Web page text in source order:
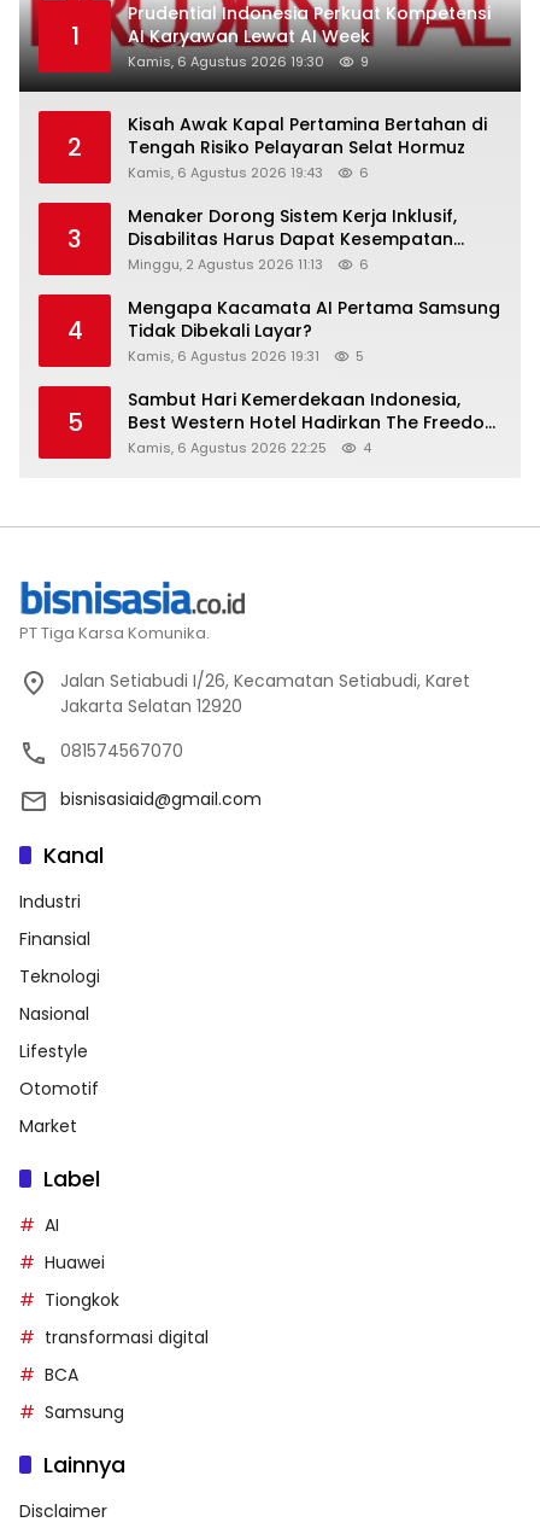
1
Prudential Indonesia Perkuat Kompetensi
AI Karyawan Lewat AI Week
Kamis, 6 Agustus 2026 19:30 9
2
Kisah Awak Kapal Pertamina Bertahan di
Tengah Risiko Pelayaran Selat Hormuz
Kamis, 6 Agustus 2026 19:43 6
3
Menaker Dorong Sistem Kerja Inklusif,
Disabilitas Harus Dapat Kesempatan
Setara
Minggu, 2 Agustus 2026 11:13 6
4
Mengapa Kacamata AI Pertama Samsung
Tidak Dibekali Layar?
Kamis, 6 Agustus 2026 19:31 5
5
Sambut Hari Kemerdekaan Indonesia,
Best Western Hotel Hadirkan The Freedom
Stay Diskon Hingga 45%
Kamis, 6 Agustus 2026 22:25 4
PT Tiga Karsa Komunika.
Jalan Setiabudi I/26, Kecamatan Setiabudi, Karet
Jakarta Selatan 12920
081574567070
bisnisasiaid@gmail.com
Kanal
Industri
Finansial
Teknologi
Nasional
Lifestyle
Otomotif
Market
Label
AI
Huawei
Tiongkok
transformasi digital
BCA
Samsung
Lainnya
Disclaimer